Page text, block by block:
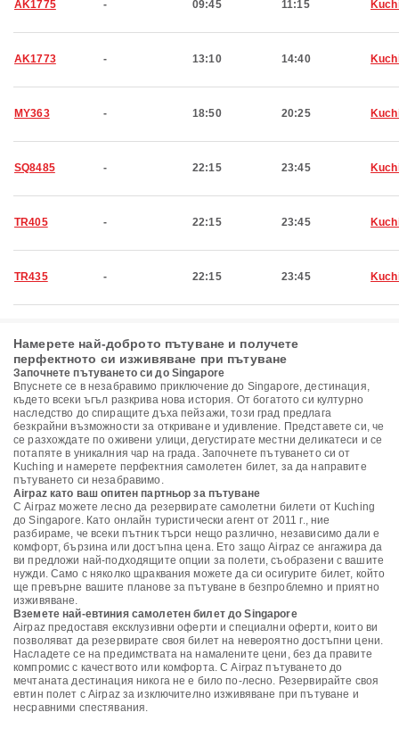
AK1775 - 09:45 11:15
AK1773 - 13:10 14:40
MY363 - 18:50 20:25
SQ8485 - 22:15 23:45
TR405 - 22:15 23:45
TR435 - 22:15 23:45
Намерете най-доброто пътуване и получете
перфектното си изживяване при пътуване
Започнете пътуването си до Singapore
Впуснете се в незабравимо приключение до Singapore, дестинация,
където всеки ъгъл разкрива нова история. От богатото си културно
наследство до спиращите дъха пейзажи, този град предлага
безкрайни възможности за откриване и удивление. Представете си, че
се разхождате по оживени улици, дегустирате местни деликатеси и се
потапяте в уникалния чар на града. Започнете пътуването си от
Kuching и намерете перфектния самолетен билет, за да направите
пътуването си незабравимо.
Airpaz като ваш опитен партньор за пътуване
С Airpaz можете лесно да резервирате самолетни билети от Kuching
до Singapore. Като онлайн туристически агент от 2011 г., ние
разбираме, че всеки пътник търси нещо различно, независимо дали е
комфорт, бързина или достъпна цена. Ето защо Airpaz се ангажира да
ви предложи най-подходящите опции за полети, съобразени с вашите
нужди. Само с няколко щраквания можете да си осигурите билет, който
ще превърне вашите планове за пътуване в безпроблемно и приятно
изживяване.
Вземете най-евтиния самолетен билет до Singapore
Airpaz предоставя ексклузивни оферти и специални оферти, които ви
позволяват да резервирате своя билет на невероятно достъпни цени.
Насладете се на предимствата на намалените цени, без да правите
компромис с качеството или комфорта. С Airpaz пътуването до
мечтаната дестинация никога не е било по-лесно. Резервирайте своя
евтин полет с Airpaz за изключително изживяване при пътуване и
несравними спестявания.